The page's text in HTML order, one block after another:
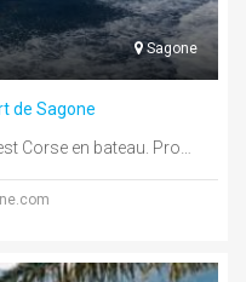
Sagone
de Sagone